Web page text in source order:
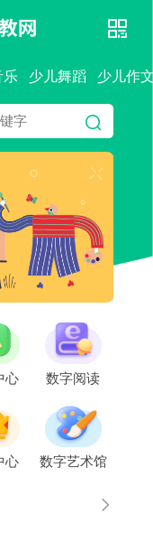
乐 少儿舞蹈 少儿作
心 数字阅读
心 数字艺术馆